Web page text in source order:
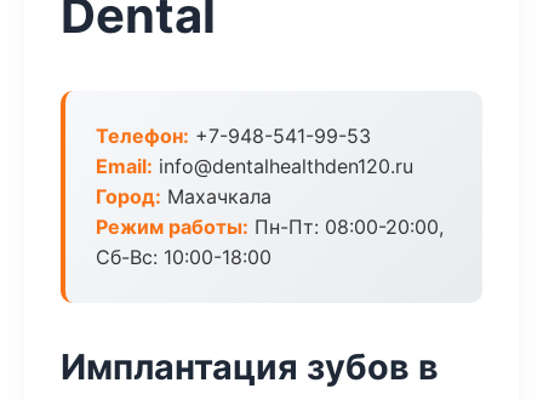
Dental
Телефон: +7-948-541-99-53
Email: info@dentalhealthden120.ru
Город: Махачкала
Режим работы: Пн-Пт: 08:00-20:00,
Сб-Вс: 10:00-18:00
Имплантация зубов в